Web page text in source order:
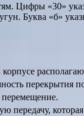
Цифры «30»
Буква «б»
перекрытия
перемещение.
передачу,